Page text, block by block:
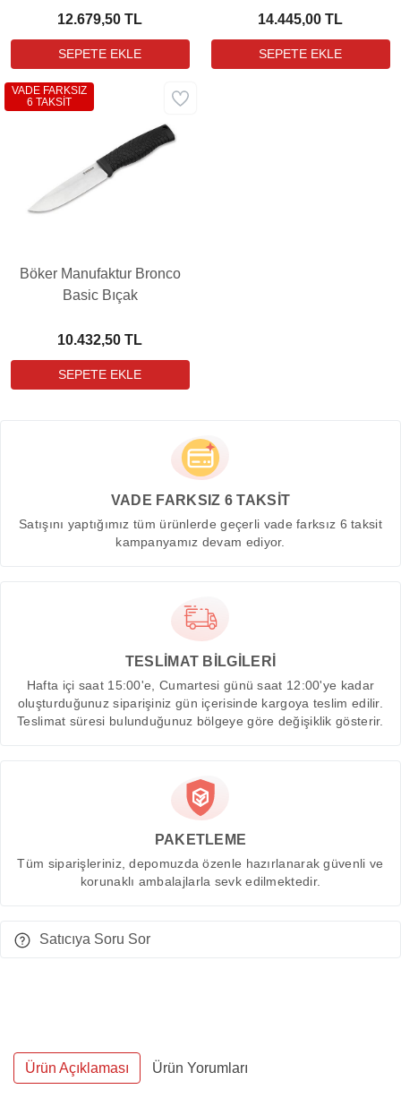
12.679,50 TL
14.445,00 TL
Böker Manufaktur Bronco
Basic Bıçak
10.432,50 TL
VADE FARKSIZ
6 TAKSİT
VADE FARKSIZ 6 TAKSİT
Satışını yaptığımız tüm ürünlerde geçerli vade farksız 6 taksit
kampanyamız devam ediyor.
TESLİMAT BİLGİLERİ
Hafta içi saat 15:00'e, Cumartesi günü saat 12:00'ye kadar
oluşturduğunuz siparişiniz gün içerisinde kargoya teslim edilir.
Teslimat süresi bulunduğunuz bölgeye göre değişiklik gösterir.
PAKETLEME
Tüm siparişleriniz, depomuzda özenle hazırlanarak güvenli ve
korunaklı ambalajlarla sevk edilmektedir.
Satıcıya Soru Sor
Ürün Açıklaması Ürün Yorumları